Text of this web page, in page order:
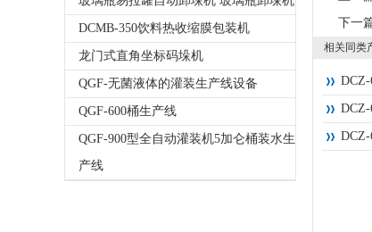
DCMB-350饮料热收缩膜包装机
龙门式直角坐标码垛机
QGF-无菌液体的灌装生产线设备
QGF-600桶生产线
QGF-900型全自动灌装机5加仑桶装水生
产线
下一
相关同类